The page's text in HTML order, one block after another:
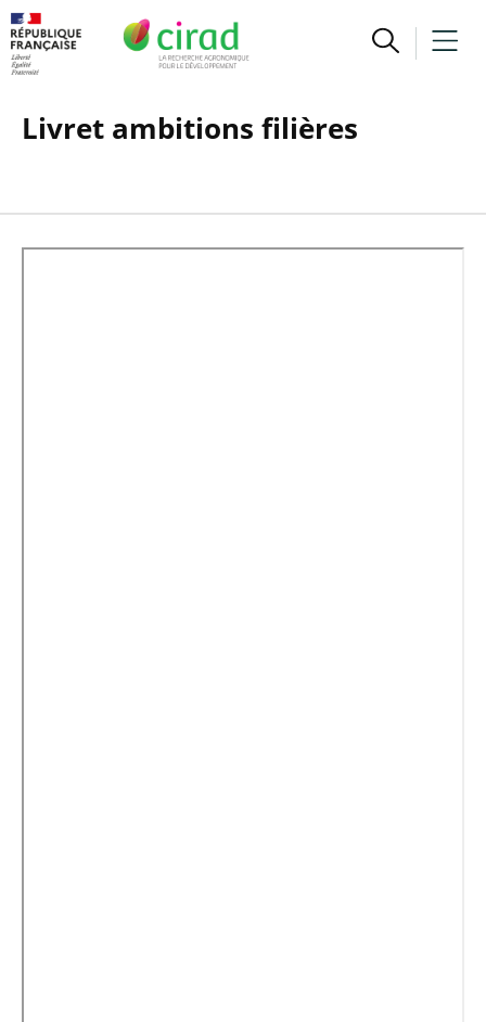
Livret ambitions filières